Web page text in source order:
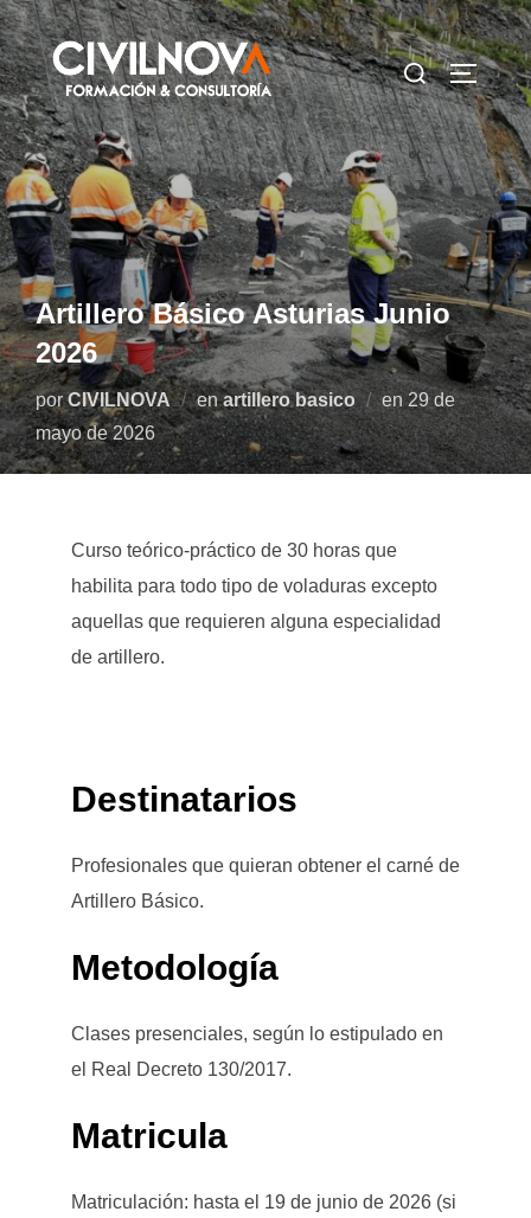
Artillero Básico Asturias Junio
2026
porCIVILNOVA enartillero basico en29 de
mayo de 2026
Curso teórico-práctico de 30 horas que
habilita para todo tipo de voladuras excepto
aquellas que requieren alguna especialidad
de artillero.
Destinatarios
Profesionales que quieran obtener el carné de
Artillero Básico.
Metodología
Clases presenciales, según lo estipulado en
el Real Decreto 130/2017.
Matricula
Matriculación: hasta el 19 de junio de 2026 (si